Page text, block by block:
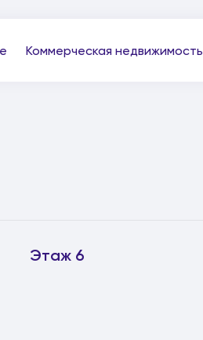
Коммерческая недвижимость
Этаж 6